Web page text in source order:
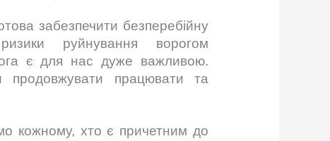
забезпечити безперебійну
руйнування ворогом
є для нас дуже важливою.
продовжувати працювати та
кожному, хто є причетним до